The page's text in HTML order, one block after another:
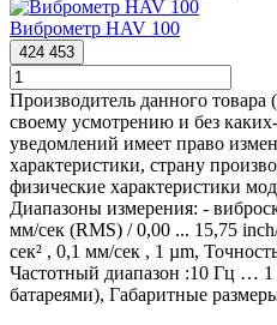
Виброметр HAV 100
424 453
Производитель данного
своему усмотрению и без
уведомлений имеет право
характеристики, страну
физические характеристики
Диапазоны измерения: -
мм/сек (RMS) / 0,00 ... 15,75
сек² , 0,1 мм/сек , 1 µm,
Частотный диапазон :10 Гц …
батареями), Габаритные